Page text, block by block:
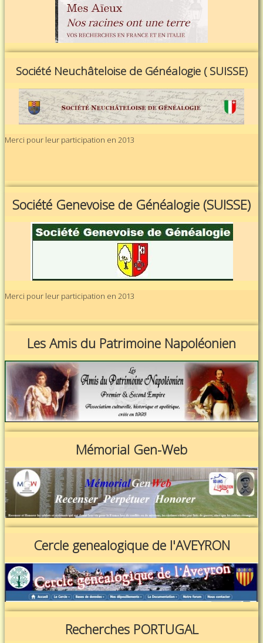
Société Neuchâteloise de Généalogie ( SUISSE)
Merci pour leur participation en 2013
Société Genevoise de Généalogie (SUISSE)
Merci pour leur participation en 2013
Les Amis du Patrimoine Napoléonien
Mémorial Gen-Web
Cercle genealogique de l'AVEYRON
Recherches PORTUGAL